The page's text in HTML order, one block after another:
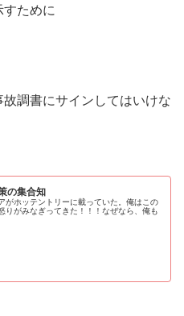
すために
調書にサインしてはいけな
の集合知
がホッテントリーに載っていた。俺はこの
りがみなぎってきた！！！なぜなら、俺も